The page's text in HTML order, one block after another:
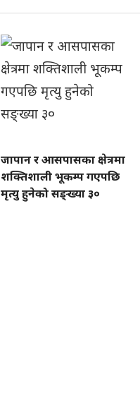
जापान र आसपासका क्षेत्रमा
शक्तिशाली भूकम्प गएपछि
मृत्यु हुनेको सङ्ख्या ३०